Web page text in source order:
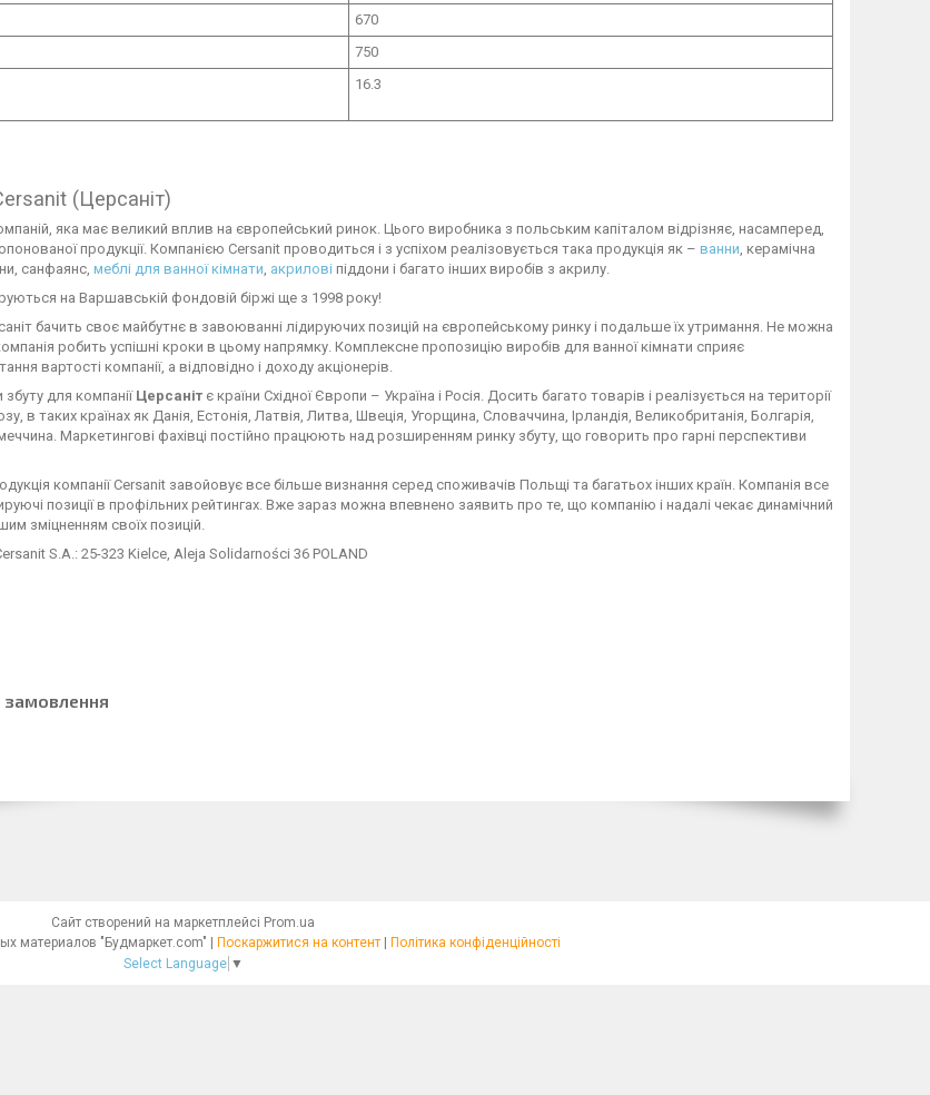
670
750
16.3
(Церсаніт)
яка має великий вплив на європейський ринок. Цього виробника з польським капіталом відрізняє, насамперед,
продукції. Компанією Cersanit проводиться і з успіхом реалізовується така продукція як – ванни, керамічна
санфаянс, меблі для ванної кімнати, акрилові піддони і багато інших виробів з акрилу.
на Варшавській фондовій біржі ще з 1998 року!
бачить своє майбутнє в завоюванні лідируючих позицій на європейському ринку і подальше їх утримання. Не можна
робить успішні кроки в цьому напрямку. Комплексне пропозицію виробів для ванної кімнати сприяє
вартості компанії, а відповідно і доходу акціонерів.
для компанії Церсаніт є країни Східної Європи – Україна і Росія. Досить багато товарів і реалізується на території
в таких країнах як Данія, Естонія, Латвія, Литва, Швеція, Угорщина, Словаччина, Ірландія, Великобританія, Болгарія,
Маркетингові фахівці постійно працюють над розширенням ринку збуту, що говорить про гарні перспективи
компанії Cersanit завойовує все більше визнання серед споживачів Польщі та багатьох інших країн. Компанія все
позиції в профільних рейтингах. Вже зараз можна впевнено заявить про те, що компанію і надалі чекає динамічний
зміцненням своїх позицій.
S.A.: 25-323 Kielce, Aleja Solidarności 36 POLAND
замовлення
Сайт створений на маркетплейсі Prom.ua
Поскаржитися на контент
Політика конфіденційності
Select Language ▼